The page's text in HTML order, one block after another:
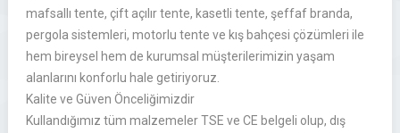
mafsallı tente, çift açılır tente, kasetli tente, şeffaf branda,
pergola sistemleri, motorlu tente ve kış bahçesi çözümleri ile
hem bireysel hem de kurumsal müşterilerimizin yaşam
alanlarını konforlu hale getiriyoruz.
Kalite ve Güven Önceliğimizdir
Kullandığımız tüm malzemeler TSE ve CE belgeli olup, dış